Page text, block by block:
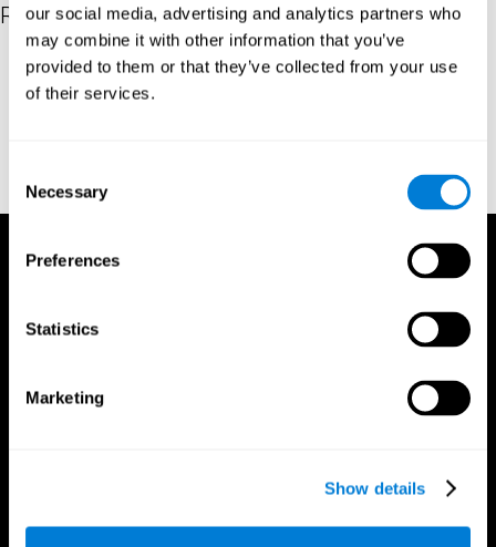
our social media, advertising and analytics partners who
may combine it with other information that you’ve
provided to them or that they’ve collected from your use
of their services.
Selection
Necessary
Preferences
Statistics
Marketing
Show details
Referenties
Raven, J. C. (1936). Mental tests used in genetic studies: The
performance of related individuals on tests mainly educative and
Research; 1938."